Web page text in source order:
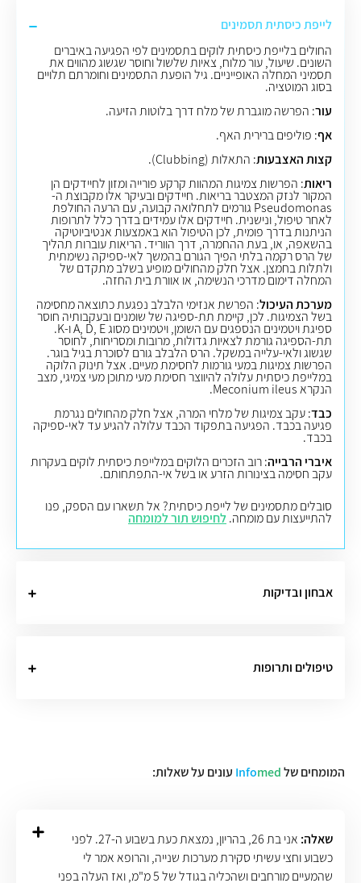
לייפת כיסתית תסמינים
החולים בלייפת כיסתית לוקים בתסמינים לפי הפגיעה באיברים
השונים. שיעול, עור מלוח, צאיות שלשול וחוסר שגשוג מהווים את
תסמיני המחלה האופייניים. גיל הופעת התסמינים וחומרתם תלויים
בסוג המוטציה.
עור: הפרשה מוגברת של מלח דרך בלוטות הזיעה.
אף: פוליפים ברירית האף.
קצות האצבעות: התאלות (Clubbing).
ריאות: הפרשות צמיגות המהוות קרקע פורייה ומזון לחיידקים הן
המקור לנזק המצטבר בריאות. חיידקים ובעיקר אלו מקבוצת ה-
Pseudomonas גורמים לתחלואה קבועה, עם הרעה החולפת
לאחר טיפול, ונישנית. חיידקים אלו עמידים בדרך כלל לתרופות
הניתנות בדרך פומית, לכן הטיפול הוא באמצעות אנטיביוטיקה
בהשאפה, או, בעת ההחמרה, דרך הווריד. הריאות עוברות תהליך
של הרס רקמה בלתי הפיך הגורם בהמשך לאי-ספיקה נשימתית
ולתלות בחמצן. אצל חלק מהחולים מופיע בשלב מתקדם של
המחלה דימום מדרכי הנשימה, או אוורת בית החזה.
מערכת העיכול: הפרשת אנזימי הלבלב נפגעת כתוצאה מחסימה
בשל הצמיגות. לכן, קיימת תת-ספיגה של שומנים ובעקבותיה חוסר
ספיגת ויטמינים הנספגים עם השומן, ויטמינים מסוג A, D, E ו-K.
תת-הספיגה גורמת לצאיות גדולות, מרובות ומסריחות, לחוסר
שגשוג ולאי-עלייה במשקל. הרס הלבלב גורם לסוכרת בגיל בוגר.
הפרשות צמיגות במעי גורמות לחסימת מעיים. אצל תינוק הלוקה
במלייפת כיסתית עלולה להיווצר חסימת מעי מתוכן מעי צמיגי, מצב
הנקרא Meconium ileus.
כבד: עקב צמיגות של מלחי המרה, אצל חלק מהחולים נגרמת
פגיעה בכבד. הפגיעה בתפקוד הכבד עלולה להגיע עד לאי-ספיקה
בכבד.
איברי הרבייה: רוב הזכרים הלוקים במלייפת כיסתית לוקים בעקרות
עקב חסימה בצינורות הזרע או בשל אי-התפתחותם.
סובלים מתסמינים של לייפת כיסתית? אל תשארו עם הספק, פנו
להתייעצות עם מומחה.לחיפוש תור למומחה
אבחון ובדיקות
טיפולים ותרופות
המומחים של Infomed עונים על שאלות:
שאלה:
אני בת 26, בהריון, נמצאת כעת בשבוע ה-27. לפני
כשבוע וחצי עשיתי סקירת מערכות שנייה, והרופא אמר לי
שהמעיים מורחבים ושהכליה בגודל של 5 מ"מ, ואז העלה בפני